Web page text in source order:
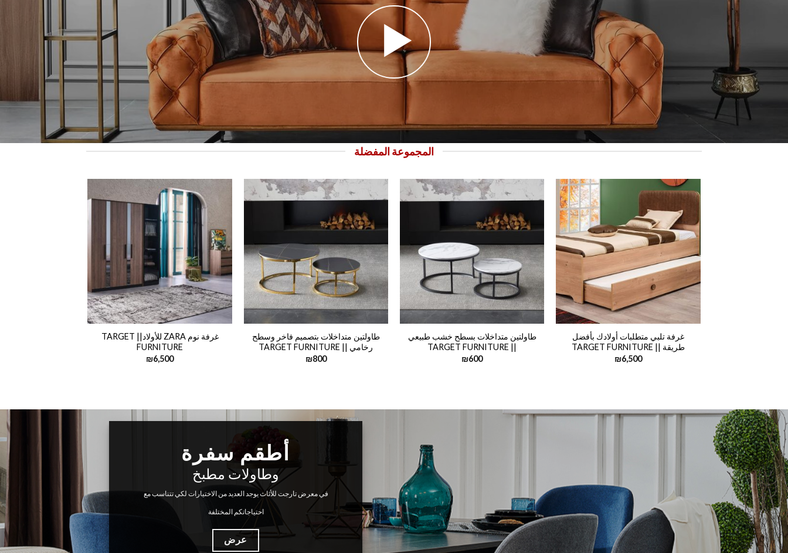
المجموعة المفضلة
غرفة تلبي متطلبات أولادك بأفضل
طريقة || TARGET FURNITURE
₪6,500
طاولتين متداخلات بسطح خشب طبيعي
|| TARGET FURNITURE
₪600
طاولتين متداخلات بتصميم فاخر وسطح
رخامي || TARGET FURNITURE
₪800
غرفة نوم ZARA للأولاد|| TARGET
FURNITURE
₪6,500
تضيف
العديد من الاكسسوارات والاثاث
عرض
لغرف النوم